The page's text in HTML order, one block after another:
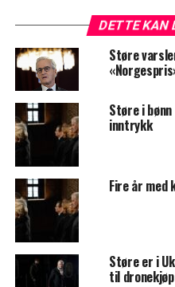
DETTE KAN
Støre
Støre i
inntrykk
Fire år med
Støre er i
til dronekjøp